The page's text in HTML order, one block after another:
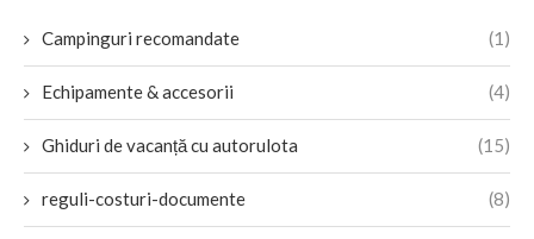
Campinguri recomandate (1)
Echipamente & accesorii (4)
Ghiduri de vacanță cu autorulota (15)
reguli-costuri-documente (8)